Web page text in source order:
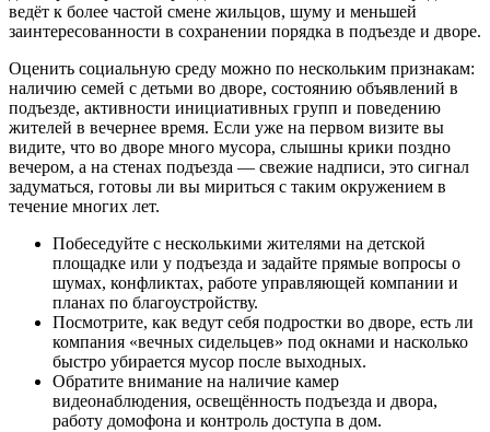
ведёт к более частой смене жильцов, шуму и меньшей
заинтересованности в сохранении порядка в подъезде и дворе.
Оценить социальную среду можно по нескольким признакам:
наличию семей с детьми во дворе, состоянию объявлений в
подъезде, активности инициативных групп и поведению
жителей в вечернее время. Если уже на первом визите вы
видите, что во дворе много мусора, слышны крики поздно
вечером, а на стенах подъезда — свежие надписи, это сигнал
задуматься, готовы ли вы мириться с таким окружением в
течение многих лет.
Побеседуйте с несколькими жителями на детской
площадке или у подъезда и задайте прямые вопросы о
шумах, конфликтах, работе управляющей компании и
планах по благоустройству.
Посмотрите, как ведут себя подростки во дворе, есть ли
компания «вечных сидельцев» под окнами и насколько
быстро убирается мусор после выходных.
Обратите внимание на наличие камер
видеонаблюдения, освещённость подъезда и двора,
работу домофона и контроль доступа в дом.